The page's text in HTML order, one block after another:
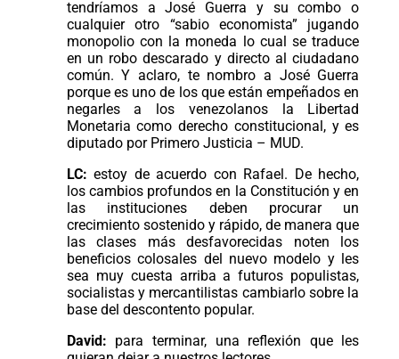
tendríamos a José Guerra y su combo o
cualquier otro “sabio economista” jugando
monopolio con la moneda lo cual se traduce
en un robo descarado y directo al ciudadano
común. Y aclaro, te nombro a José Guerra
porque es uno de los que están empeñados en
negarles a los venezolanos la Libertad
Monetaria como derecho constitucional, y es
diputado por Primero Justicia – MUD.
LC: estoy de acuerdo con Rafael. De hecho,
los cambios profundos en la Constitución y en
las instituciones deben procurar un
crecimiento sostenido y rápido, de manera que
las clases más desfavorecidas noten los
beneficios colosales del nuevo modelo y les
sea muy cuesta arriba a futuros populistas,
socialistas y mercantilistas cambiarlo sobre la
base del descontento popular.
David: para terminar, una reflexión que les